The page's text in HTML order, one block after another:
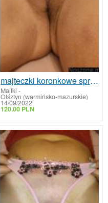
majteczki koronkowe sprzedam
Majtki -
Olsztyn (warmińsko-mazurskie)
14/09/2022
120.00 PLN